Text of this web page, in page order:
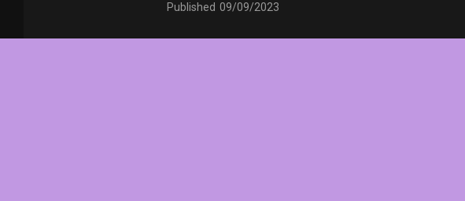
Published 09/09/2023